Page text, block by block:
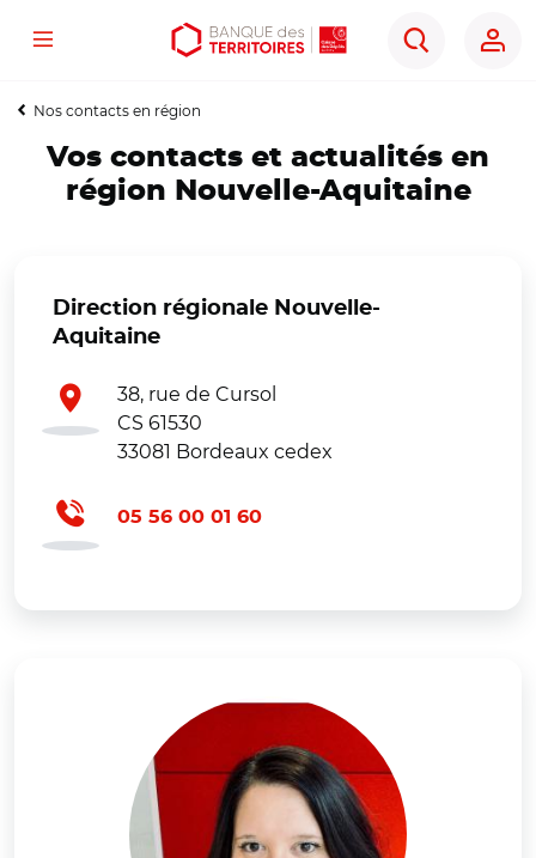
Aller
contenu
Aller
menu
Ouvrir
outils
Menu
Rechercher
Nos contacts en région
Vos contacts et actualités en
région Nouvelle-Aquitaine
Direction régionale Nouvelle-
Aquitaine
38, rue de Cursol
CS 61530
33081 Bordeaux cedex
05 56 00 01 60